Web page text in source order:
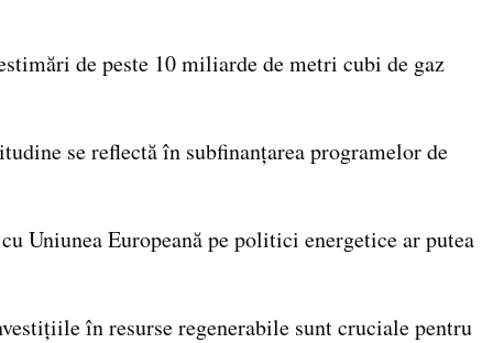
de peste 10 miliarde de metri cubi de gaz
se reflectă în subfinanțarea programelor de
Uniunea Europeană pe politici energetice ar putea
în resurse regenerabile sunt cruciale pentru